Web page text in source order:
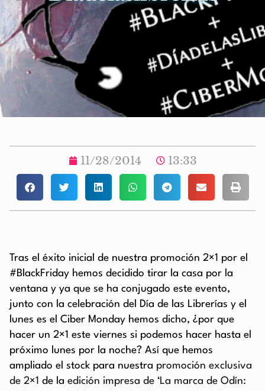
11/28/2014 13:33
Tras el éxito inicial de nuestra promoción 2×1 por el
#BlackFriday hemos decidido tirar la casa por la
ventana y ya que se ha conjugado este evento,
junto con la celebración del Día de las Librerías y el
lunes es el Ciber Monday hemos dicho, ¿por que
hacer un 2×1 este viernes si podemos hacer hasta el
próximo lunes por la noche? Así que hemos
ampliado el stock para nuestra promoción exclusiva
de 2×1 de la edición impresa de ‘La marca de Odín: